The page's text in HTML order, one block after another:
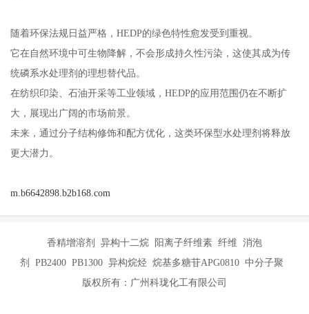
随着环保法规日益严格，HEDP的绿色特性愈发受到重视。
它在自然环境中可生物降解，不会形成持久性污染，这使其成为传
统磷系水处理剂的理想替代品。
在纺织印染、石油开采等工业领域，HEDP的应用范围仍在不断扩
大，展现出广阔的市场前景。
未来，通过分子结构修饰和配方优化，这类环保型水处理剂将释放
更大潜力。
m.b6642898.b2b168.com
香精增溶剂 异构十二烷 阳离子纤维素 纤维 消泡
剂 PB2400 PB1300 异构烷烃 烷基多糖苷APG0810 中分子聚
版权所有：广州科珑化工有限公司